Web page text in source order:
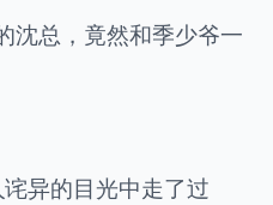
沈总，竟然和季少爷一
异的目光中走了过